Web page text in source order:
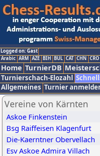
Logged on: Gast
Arabic ARM AZE BIH BUL CAT CHN CRO
Home TurnierDB
Turnierschach-Elozahl
Allgemeines Turnier
Vereine von Kärnten
Askoe Finkenstein
Bsg Raiffeisen Klagenfurt
Die-Kaerntner Obervellach
Esv Askoe Admira Villach